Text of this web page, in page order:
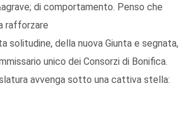
di comportamento. Penso che
rafforzare
solitudine, della nuova Giunta e segnata,
unico dei Consorzi di Bonifica.
avvenga sotto una cattiva stella: